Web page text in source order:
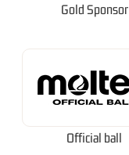
Gold Sponsor
Official ball